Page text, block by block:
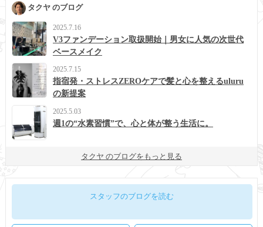
タクヤ のブログ
2025.7.16
V3ファンデーション取扱開始｜男女に人気の次世代
ベースメイク
2025.7.15
指宿発・ストレスZEROケアで髪と心を整えるuluru
の新提案
2025.5.03
週1の“水素習慣”で、心と体が整う生活に。
タクヤ のブログをもっと見る
スタッフのブログを読む